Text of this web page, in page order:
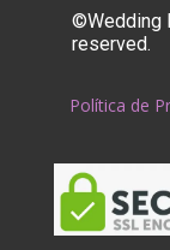
©Wedding
reserved.
Política de